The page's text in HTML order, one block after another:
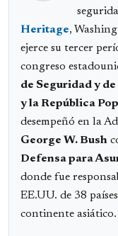
Heritage,
ejerce su tercer
congreso
de Seguridad y
y la República
desempeñó en la
George W. Bush
Defensa para
donde fue
EE.UU. de 38
continente asiático.